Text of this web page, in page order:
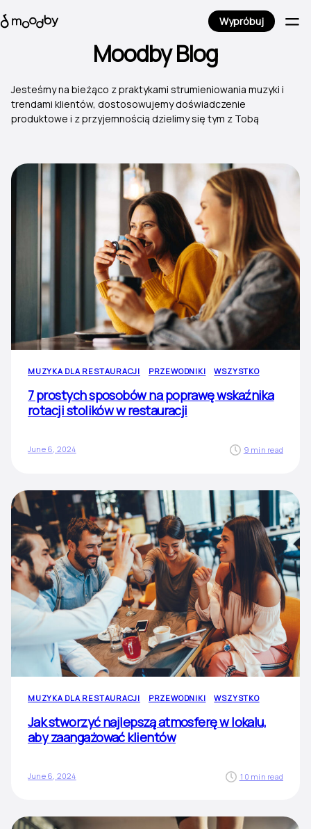
Wypróbuj
Moodby Blog
Jesteśmy na bieżąco z praktykami strumieniowania muzyki i
trendami klientów, dostosowujemy doświadczenie
produktowe i z przyjemnością dzielimy się tym z Tobą
MUZYKA DLA RESTAURACJI PRZEWODNIKI WSZYSTKO
7 prostych sposobów na poprawę wskaźnika
rotacji stolików w restauracji
June 6, 2024 9 min read
MUZYKA DLA RESTAURACJI PRZEWODNIKI WSZYSTKO
Jak stworzyć najlepszą atmosferę w lokalu,
aby zaangażować klientów
June 6, 2024 10 min read